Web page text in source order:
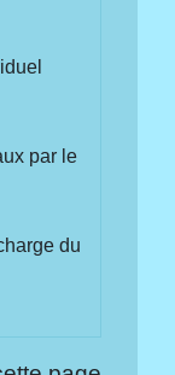
par le
du